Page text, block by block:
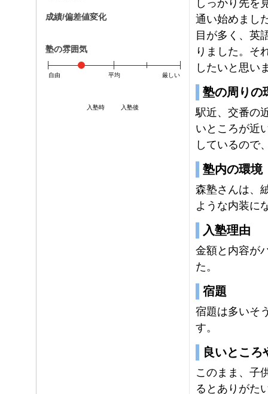
成績/偏差値変化
入塾時 入塾後
塾の雰囲気
自由 平均 厳しい
しっかり先を
通い始めまし
目が多く、英
りました。そ
したいと思い
塾の周りの
駅近、交番の
いところが近
しているので
塾内の環境
森塾さんは、
ような内装に
入塾理由
金額と内容が
た。
宿題
宿題は多いそ
す。
良いところ
このまま、子
るとありがた